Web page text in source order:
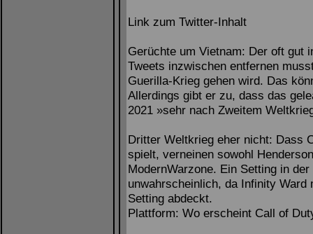
Link zum Twitter-Inhalt
Gerüchte um Vietnam: Der oft gut
Tweets inzwischen entfernen
Guerilla-Krieg gehen wird. Das
Allerdings gibt er zu, dass das
2021 »sehr nach Zweitem
Dritter Weltkrieg eher nicht: Dass
spielt, verneinen sowohl
ModernWarzone. Ein Setting in
unwahrscheinlich, da Infinity
Setting abdeckt.
Plattform: Wo erscheint Call of